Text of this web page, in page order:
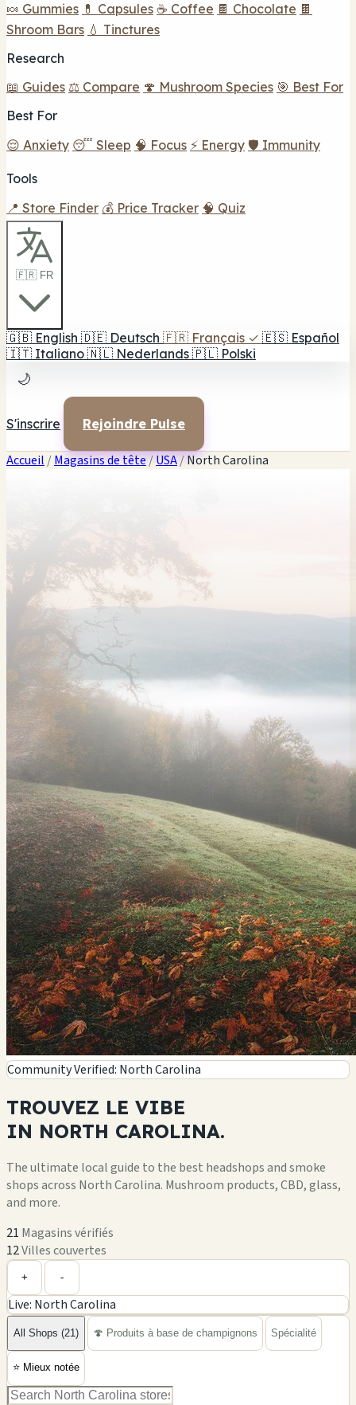
🍬 Gummies 💊 Capsules ☕ Coffee 🍫 Chocolate 🍫
Shroom Bars 💧 Tinctures
Research
📖 Guides ⚖️ Compare 🍄 Mushroom Species 🎯 Best For
Best For
😌 Anxiety 😴 Sleep 🧠 Focus ⚡ Energy 🛡️ Immunity
Tools
📍 Store Finder 💰 Price Tracker 🧠 Quiz
🇫🇷 FR
🇬🇧 English 🇩🇪 Deutsch 🇫🇷 Français ✓ 🇪🇸 Español
🇮🇹 Italiano 🇳🇱 Nederlands 🇵🇱 Polski
🌙
S'inscrire Rejoindre Pulse
Accueil /Magasins de tête/USA/North Carolina
Community Verified: North Carolina
TROUVEZ LE VIBE
IN NORTH CAROLINA.
The ultimate local guide to the best headshops and smoke
shops across North Carolina. Mushroom products, CBD, glass,
and more.
21 Magasins vérifiés
12Villes couvertes
−
+ -
Live: North Carolina
All Shops (21) 🍄 Produits à base de champignons Spécialité
⭐ Mieux notée